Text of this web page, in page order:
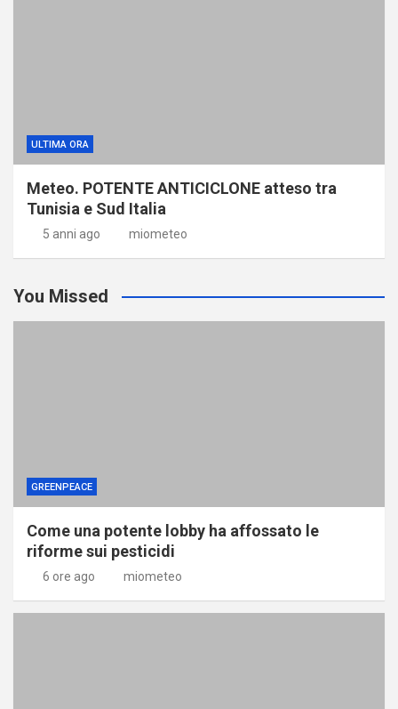
ULTIMA ORA
Meteo. POTENTE ANTICICLONE atteso tra
Tunisia e Sud Italia
5 anni ago miometeo
You Missed
GREENPEACE
Come una potente lobby ha affossato le
riforme sui pesticidi
6 ore ago miometeo